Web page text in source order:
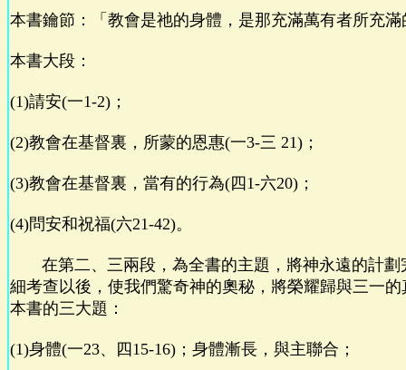
本書鑰節：「教會是祂的身體，是那充滿萬有者所充滿
本書大段：
(1)請安(一1-2)；
(2)教會在基督裏，所蒙的恩惠(一3-三 21)；
(3)教會在基督裏，當有的行為(四1-六20)；
(4)問安和祝福(六21-42)。
在第二、三兩段，為全書的主題，將神永遠的計劃
細考查以後，使我們驚奇神的奧秘，將榮耀歸與三一的
本書的三大題：
(1)身體(一23、四15-16)；身體漸長，與主聯合；